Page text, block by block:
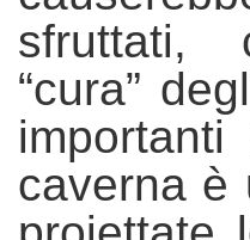
sfruttati,
“cura”
importanti
caverna è